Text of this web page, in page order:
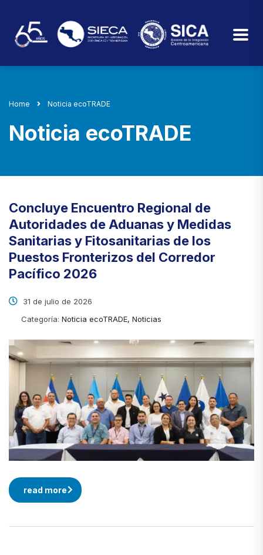
Home Noticia ecoTRADE
Noticia ecoTRADE
Concluye Encuentro Regional de
Autoridades de Aduanas y Medidas
Sanitarias y Fitosanitarias de los
Puestos Fronterizos del Corredor
Pacífico 2026
31 de julio de 2026
Categoría: Noticia ecoTRADE, Noticias
read more